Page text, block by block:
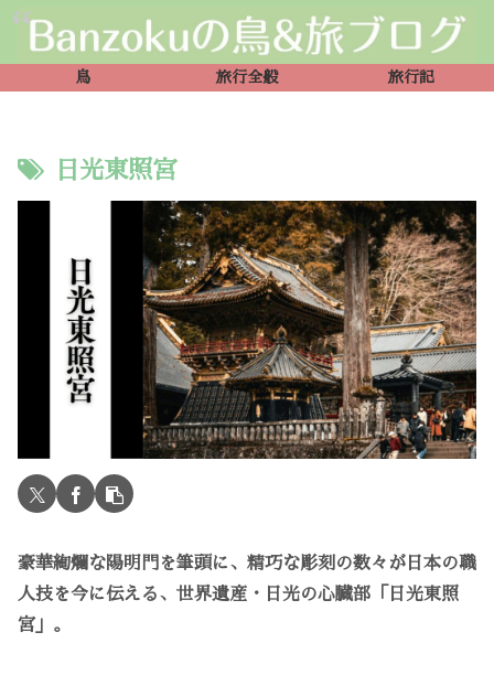
鳥 旅行全般 旅行記
日光東照宮
豪華絢爛な陽明門を筆頭に、精巧な彫刻の数々が日本の職
人技を今に伝える、世界遺産・日光の心臓部「日光東照
宮」。